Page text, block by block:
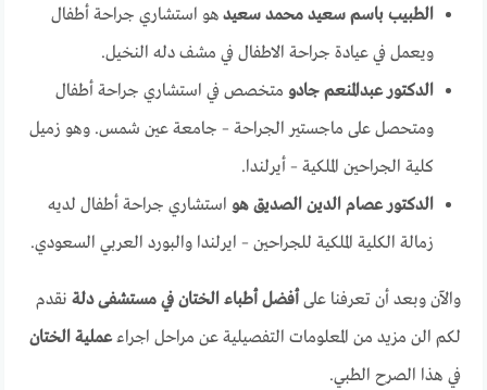
الطبيب باسم سعيد محمد سعيد هو استشاري جراحة أطفال
ويعمل في عيادة جراحة الاطفال في مشف دله النخيل.
الدكتور عبدالمنعم جادو متخصص في استشاري جراحة أطفال
ومتحصل على ماجستير الجراحة – جامعة عين شمس. وهو زميل
كلية الجراحين الملكية – أيرلندا.
الدكتور عصام الدين الصديق هو استشاري جراحة أطفال لديه
زمالة الكلية الملكية للجراحين – ايرلندا والبورد العربي السعودي.
والآن وبعد أن تعرفنا علىأفضل أطباء الختان في مستشفى دلة نقدم
لكم الن مزيد من المعلومات التفصيلية عن مراحل اجراءعملية الختان
في هذا الصرح الطبي.